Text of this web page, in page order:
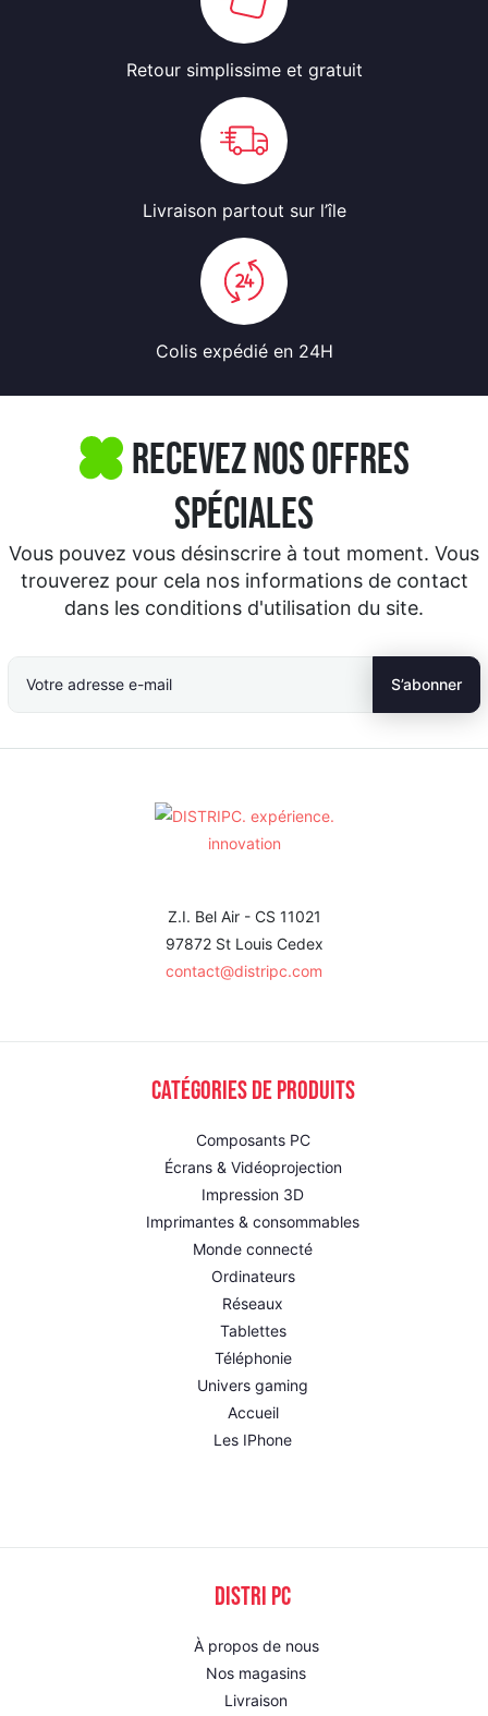
Retour simplissime et gratuit
Livraison partout sur l’île
Colis expédié en 24H
Recevez nos offres
spéciales
Vous pouvez vous désinscrire à tout moment. Vous
trouverez pour cela nos informations de contact
dans les conditions d'utilisation du site.
Z.I. Bel Air - CS 11021
97872 St Louis Cedex
contact@distripc.com
Catégories de produits
Composants PC
Écrans & Vidéoprojection
Impression 3D
Imprimantes & consommables
Monde connecté
Ordinateurs
Réseaux
Tablettes
Téléphonie
Univers gaming
Accueil
Les IPhone
DISTRI PC
À propos de nous
Nos magasins
Livraison